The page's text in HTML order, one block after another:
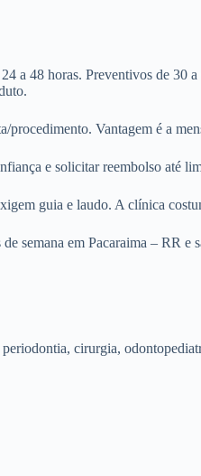
a 48 horas. Preventivos de 30
Vantagem é a
e solicitar reembolso até
guia e laudo. A clínica
semana em Pacaraima – RR e
cirurgia,